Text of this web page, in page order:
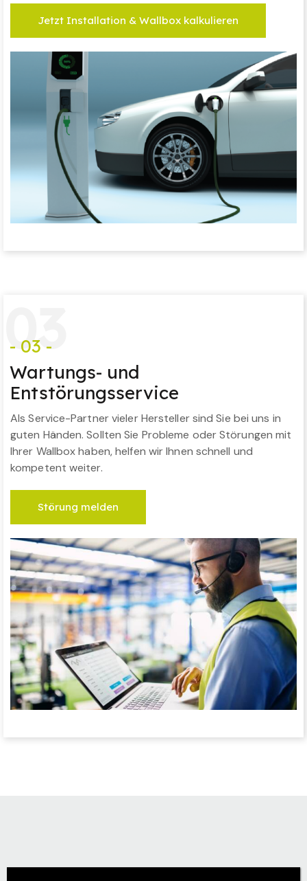
Jetzt Installation & Wallbox kalkulieren
03
- 03 -
Wartungs- und
Entstörungsservice
Als Service-Partner vieler Hersteller sind Sie bei uns in
guten Händen. Sollten Sie Probleme oder Störungen mit
Ihrer Wallbox haben, helfen wir Ihnen schnell und
kompetent weiter.
Störung melden